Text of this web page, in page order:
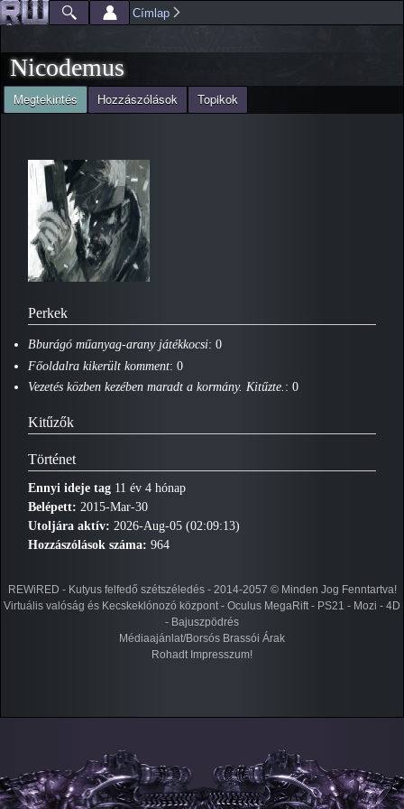
Ugrás a
tartalomra
Főmenü
Jelenlegi hely
Címlap
Nicodemus
Elsődleges fülek
Megtekintés
(aktív fül) Hozzászólások Topikok
Perkek
Bburágó műanyag-arany játékkocsi: 0
Főoldalra kikerült komment: 0
Vezetés közben kezében maradt a kormány. Kitűzte. : 0
Kitűzők
Történet
Ennyi ideje tag 11 év 4 hónap
Belépett: 2015-Mar-30
Utoljára aktív: 2026-Aug-05 (02:09:13)
Hozzászólások száma: 964
REWiRED - Kutyus felfedő szétszéledés - 2014-2057 © Minden Jog Fenntartva!
Virtuális valóság és Kecskeklónozó központ - Oculus MegaRift - PS21 - Mozi - 4D
- Bajuszpödrés
Médiaajánlat/Borsós Brassói Árak
Rohadt Impresszum!